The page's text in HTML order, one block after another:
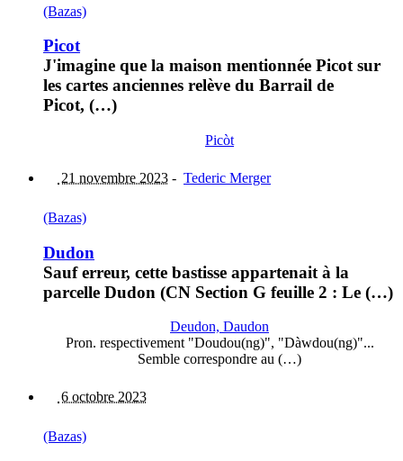
(Bazas)
Picot
J'imagine que la maison mentionnée Picot sur
les cartes anciennes relève du Barrail de
Picot, (…)
Picòt
21 novembre 2023 - Tederic Merger
(Bazas)
Dudon
Sauf erreur, cette bastisse appartenait à la
parcelle Dudon (CN Section G feuille 2 : Le (…)
Deudon, Daudon
Pron. respectivement "Doudou(ng)", "Dàwdou(ng)"...
Semble correspondre au (…)
6 octobre 2023
(Bazas)